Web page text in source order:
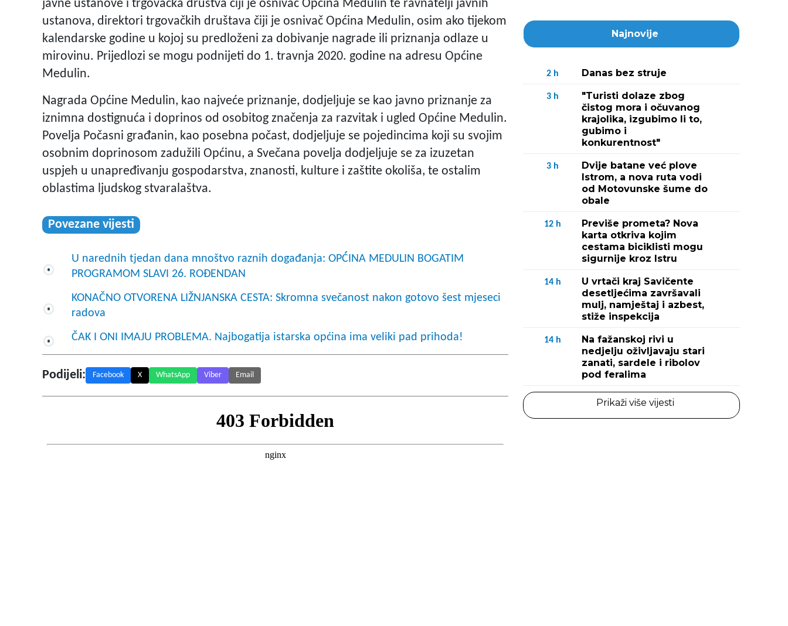
javne ustanove i trgovačka društva čiji je osnivač Općina Medulin te ravnatelji javnih
ustanova, direktori trgovačkih društava čiji je osnivač Općina Medulin, osim ako tijekom
kalendarske godine u kojoj su predloženi za dobivanje nagrade ili priznanja odlaze u
mirovinu. Prijedlozi se mogu podnijeti do 1. travnja 2020. godine na adresu Općine
Medulin.
Nagrada Općine Medulin, kao najveće priznanje, dodjeljuje se kao javno priznanje za
iznimna dostignuća i doprinos od osobitog značenja za razvitak i ugled Općine Medulin.
Povelja Počasni građanin, kao posebna počast, dodjeljuje se pojedincima koji su svojim
osobnim doprinosom zadužili Općinu, a Svečana povelja dodjeljuje se za izuzetan
uspjeh u unapređivanju gospodarstva, znanosti, kulture i zaštite okoliša, te ostalim
oblastima ljudskog stvaralaštva.
Povezane vijesti
U narednih tjedan dana mnoštvo raznih događanja: OPĆINA MEDULIN BOGATIM
PROGRAMOM SLAVI 26. ROĐENDAN
KONAČNO OTVORENA LIŽNJANSKA CESTA: Skromna svečanost nakon gotovo šest mjeseci
radova
ČAK I ONI IMAJU PROBLEMA. Najbogatija istarska općina ima veliki pad prihoda!
Podijeli: Facebook X WhatsApp Viber Email
Najnovije
2 h Danas bez struje
3 h
"Turisti dolaze zbog
čistog mora i očuvanog
krajolika, izgubimo li to,
gubimo i
konkurentnost"
3 h
Dvije batane već plove
Istrom, a nova ruta vodi
od Motovunske šume do
obale
12 h
Previše prometa? Nova
karta otkriva kojim
cestama biciklisti mogu
sigurnije kroz Istru
14 h
U vrtači kraj Savičente
desetljećima završavali
mulj, namještaj i azbest,
stiže inspekcija
14 h
Na fažanskoj rivi u
nedjelju oživljavaju stari
zanati, sardele i ribolov
pod feralima
Prikaži više vijesti